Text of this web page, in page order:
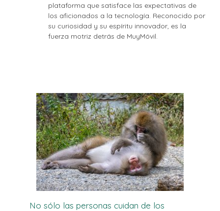
plataforma que satisface las expectativas de
los aficionados a la tecnología. Reconocido por
su curiosidad y su espíritu innovador, es la
fuerza motriz detrás de MuyMóvil.
No sólo las personas cuidan de los